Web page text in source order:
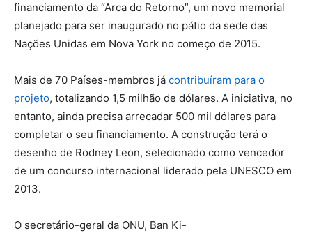
financiamento da “Arca do Retorno”, um novo memorial
planejado para ser inaugurado no pátio da sede das
Nações Unidas em Nova York no começo de 2015.
Mais de 70 Países-membros já contribuíram para o
projeto, totalizando 1,5 milhão de dólares. A iniciativa, no
entanto, ainda precisa arrecadar 500 mil dólares para
completar o seu financiamento. A construção terá o
desenho de Rodney Leon, selecionado como vencedor
de um concurso internacional liderado pela UNESCO em
2013.
O secretário-geral da ONU, Ban Ki-